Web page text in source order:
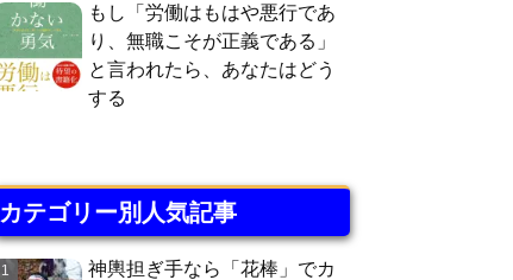
もし「労働はもはや悪行であ
り、無職こそが正義である」
と言われたら、あなたはどう
する
カテゴリー別人気記事
神輿担ぎ手なら「花棒」でカ